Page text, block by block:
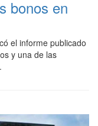
bonos en
el informe publicado
y una de las